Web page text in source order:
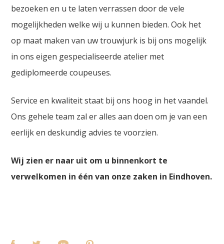
bezoeken en u te laten verrassen door de vele
mogelijkheden welke wij u kunnen bieden. Ook het
op maat maken van uw trouwjurk is bij ons mogelijk
in ons eigen gespecialiseerde atelier met
gediplomeerde coupeuses.
Service en kwaliteit staat bij ons hoog in het vaandel.
Ons gehele team zal er alles aan doen om je van een
eerlijk en deskundig advies te voorzien.
Wij zien er naar uit om u binnenkort te
verwelkomen in één van onze zaken in Eindhoven.